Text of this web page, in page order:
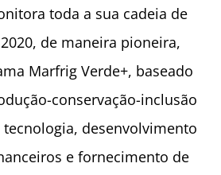
toda a sua cadeia de
de maneira pioneira,
Marfrig Verde+, baseado
conservação-inclusão
desenvolvimento
e fornecimento de